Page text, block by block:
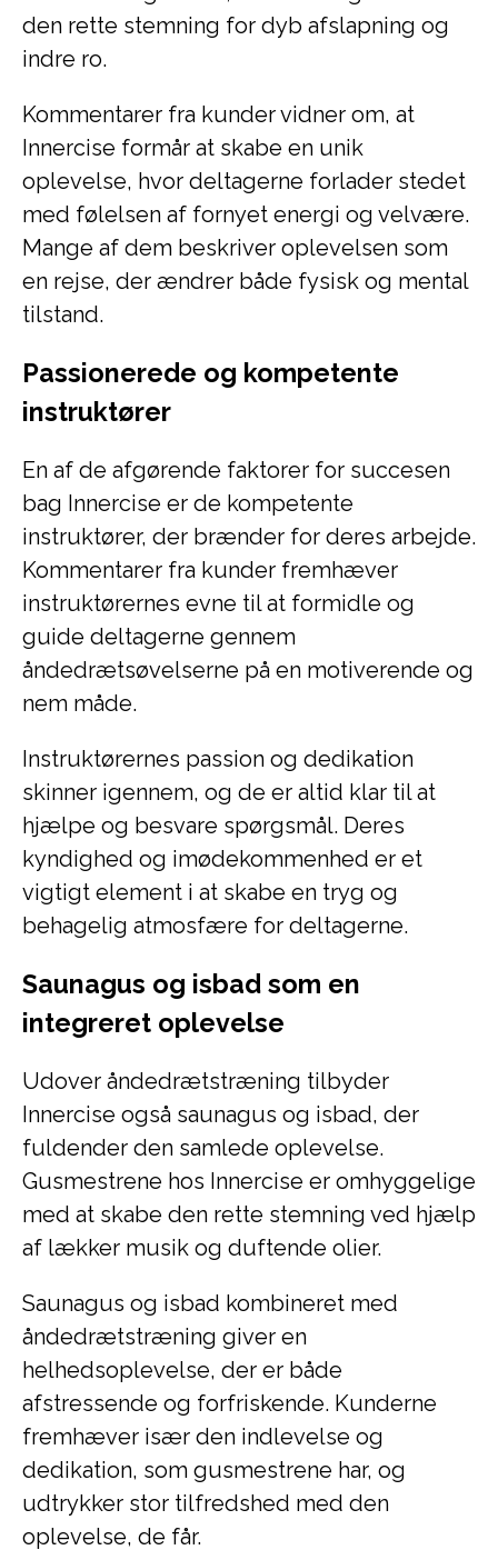
den rette stemning for dyb afslapning og
indre ro.
Kommentarer fra kunder vidner om, at
Innercise formår at skabe en unik
oplevelse, hvor deltagerne forlader stedet
med følelsen af fornyet energi og velvære.
Mange af dem beskriver oplevelsen som
en rejse, der ændrer både fysisk og mental
tilstand.
Passionerede og kompetente
instruktører
En af de afgørende faktorer for succesen
bag Innercise er de kompetente
instruktører, der brænder for deres arbejde.
Kommentarer fra kunder fremhæver
instruktørernes evne til at formidle og
guide deltagerne gennem
åndedrætsøvelserne på en motiverende og
nem måde.
Instruktørernes passion og dedikation
skinner igennem, og de er altid klar til at
hjælpe og besvare spørgsmål. Deres
kyndighed og imødekommenhed er et
vigtigt element i at skabe en tryg og
behagelig atmosfære for deltagerne.
Saunagus og isbad som en
integreret oplevelse
Udover åndedrætstræning tilbyder
Innercise også saunagus og isbad, der
fuldender den samlede oplevelse.
Gusmestrene hos Innercise er omhyggelige
med at skabe den rette stemning ved hjælp
af lækker musik og duftende olier.
Saunagus og isbad kombineret med
åndedrætstræning giver en
helhedsoplevelse, der er både
afstressende og forfriskende. Kunderne
fremhæver især den indlevelse og
dedikation, som gusmestrene har, og
udtrykker stor tilfredshed med den
oplevelse, de får.